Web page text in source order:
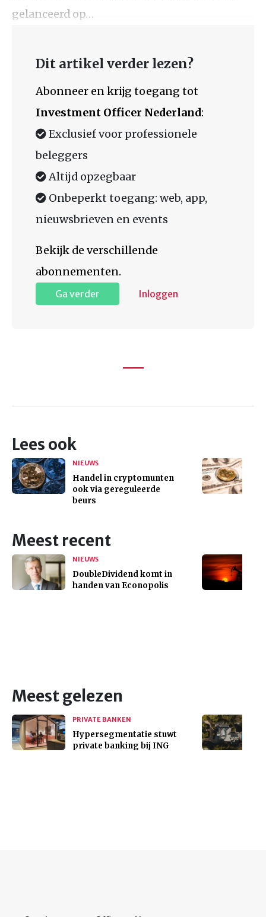
gelanceerd op…
Dit artikel verder lezen?
Abonneer en krijg toegang tot
Investment Officer Nederland:
Exclusief voor professionele
beleggers
Altijd opzegbaar
Onbeperkt toegang: web, app,
nieuwsbrieven en events
Bekijk de verschillende
abonnementen.
Ga verder Inloggen
Lees ook
NIEUWS
Handel in cryptomunten
ook via gereguleerde
beurs
Meest recent
NIEUWS
DoubleDividend komt in
handen van Econopolis
Meest gelezen
PRIVATE BANKEN
Hypersegmentatie stuwt
private banking bij ING